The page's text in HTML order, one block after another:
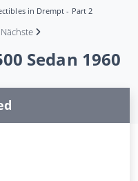
in Drempt - Part 2
Nächste
Sedan 1960